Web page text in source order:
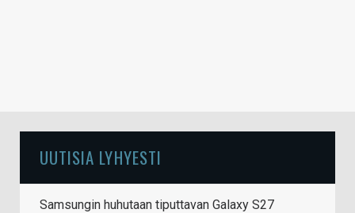
UUTISIA LYHYESTI
Samsungin huhutaan tiputtavan Galaxy S27